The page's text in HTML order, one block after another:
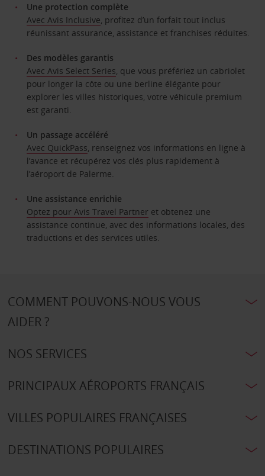
Une protection complète
Avec Avis Inclusive , profitez d’un forfait tout inclus
réunissant assurance, assistance et franchises réduites.
Des modèles garantis
Avec Avis Select Series , que vous préfériez un cabriolet
pour longer la côte ou une berline élégante pour
explorer les villes historiques, votre véhicule premium
est garanti.
Un passage accéléré
Avec QuickPass , renseignez vos informations en ligne à
l’avance et récupérez vos clés plus rapidement à
l’aéroport de Palerme.
Une assistance enrichie
Optez pour Avis Travel Partner et obtenez une
assistance continue, avec des informations locales, des
traductions et des services utiles.
COMMENT POUVONS-NOUS VOUS
AIDER ?
NOS SERVICES
PRINCIPAUX AÉROPORTS FRANÇAIS
VILLES POPULAIRES FRANÇAISES
DESTINATIONS POPULAIRES